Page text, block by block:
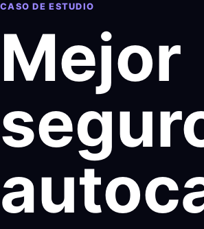
CASO DE ESTUDIO
Mejor